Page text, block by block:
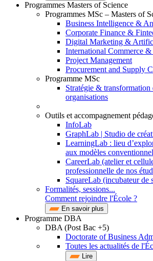
Programmes Masters of Science
Programmes MSc – Masters of
Business Intelligence &
Corporate Finance &
Digital Marketing &
International Commerce
Project Management
Procurement and Supply
Programme MSc
Stratégie & transformation
organisations
Outils et accompagnement
InfoLab
GraphLab | Studio de
LearningLab : lieu
aux modèles
CareerLab (atelier et
professionnelle de nos
SquareLab (incubateur de
Formalités, sessions...
Comment rejoindre l'École ?
En savoir plus
Programme DBA
DBA (Post Bac +5)
Doctorate of Business
Toutes les actualités de
Lire